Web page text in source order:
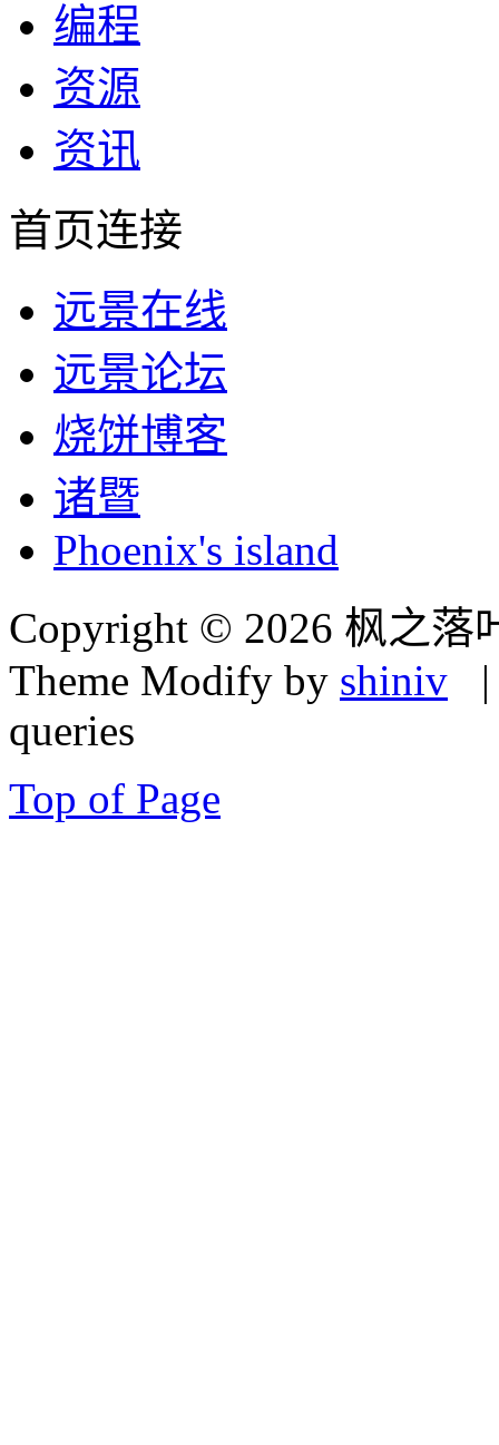
编程
资源
资讯
首页连接
远景在线
远景论坛
烧饼博客
诸暨
Phoenix's island
Copyright © 2026 枫之落
Theme Modify by shiniv |
queries
Top of Page